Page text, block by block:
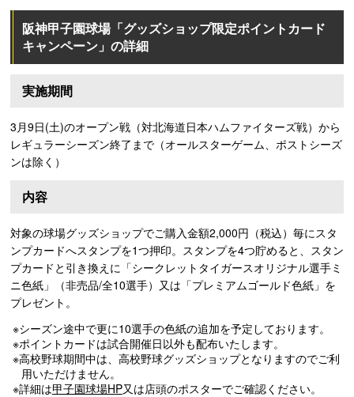
阪神甲子園球場「グッズショップ限定ポイントカード
キャンペーン」の詳細
実施期間
3月9日(土)のオープン戦（対北海道日本ハムファイターズ戦）から
レギュラーシーズン終了まで（オールスターゲーム、ポストシーズ
ンは除く）
内容
対象の球場グッズショップでご購入金額2,000円（税込）毎にスタ
ンプカードへスタンプを1つ押印。スタンプを4つ貯めると、スタン
プカードと引き換えに「シークレットタイガースオリジナル選手ミ
ニ色紙」（非売品/全10選手）又は「プレミアムゴールド色紙」を
プレゼント。
※シーズン途中で更に10選手の色紙の追加を予定しております。
※ポイントカードは試合開催日以外も配布いたします。
※高校野球期間中は、高校野球グッズショップとなりますのでご利
用いただけません。
※詳細は甲子園球場HP又は店頭のポスターでご確認ください。